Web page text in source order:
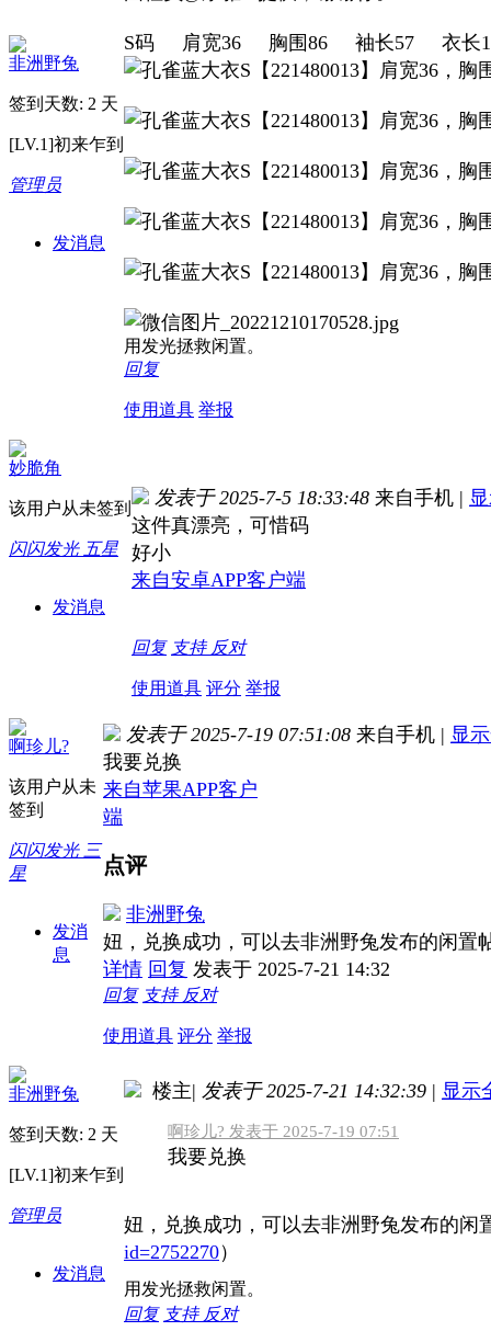
非洲野兔
签到天数: 2 天
[LV.1]初来乍到
管理员
发消息
S码 肩宽36 胸围86 袖长57 衣长
用发光拯救闲置。
回复
使用道具 举报
妙脆角
该用户从未签到
闪闪发光 五星
发消息
发表于 2025-7-5 18:33:48 来自手机 |
这件真漂亮，可惜码
好小
来自安卓APP客户端
回复 支持 反对
使用道具 评分 举报
啊珍儿?
该用户从未
签到
闪闪发光 三
星
发消
息
发表于 2025-7-19 07:51:08 来自手机 | 显
我要兑换
来自苹果APP客户
端
点评
非洲野兔
妞，兑换成功，可以去非洲野兔发布的闲置
详情 回复 发表于 2025-7-21 14:32
回复 支持 反对
使用道具 评分 举报
非洲野兔
签到天数: 2 天
[LV.1]初来乍到
管理员
发消息
楼主| 发表于 2025-7-21 14:32:39 | 显示
啊珍儿? 发表于 2025-7-19 07:51
我要兑换
妞，兑换成功，可以去非洲野兔发布的闲
id=2752270）
用发光拯救闲置。
回复 支持 反对